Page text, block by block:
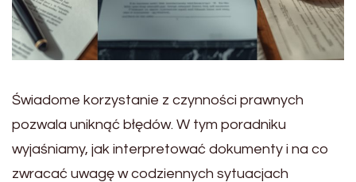
Świadome korzystanie z czynności prawnych
pozwala uniknąć błędów. W tym poradniku
wyjaśniamy, jak interpretować dokumenty i na co
zwracać uwagę w codziennych sytuacjach